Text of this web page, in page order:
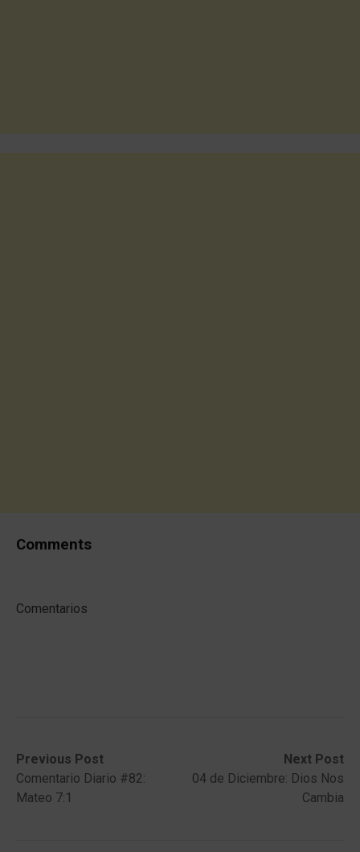
Comments
Comentarios
Post
navigation
Previous Post
Previous
post:Comentario Diario #82:
Mateo 7:1
Next Post
Next
post:
04 de Diciembre: Dios Nos
Cambia